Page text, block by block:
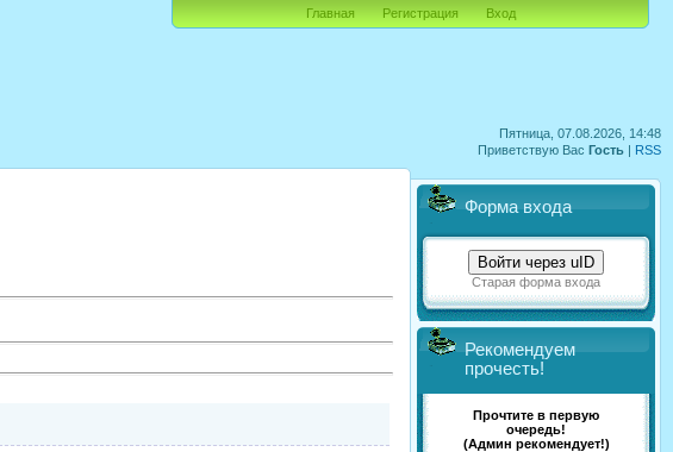
Пятница, 07.08.2026, 14:48
Приветствую Вас Гость | RSS
Главная Регистрация Вход
Форма входа
Войти через uID
Старая форма входа
Рекомендуем
прочесть!
Прочтите в первую
очередь!
(Админ рекомендует!)